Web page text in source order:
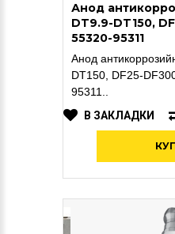
Анод
DT9.9-DT150,
55320-95311
Анод
DT150, DF25-
95311..
В ЗАКЛАДКИ